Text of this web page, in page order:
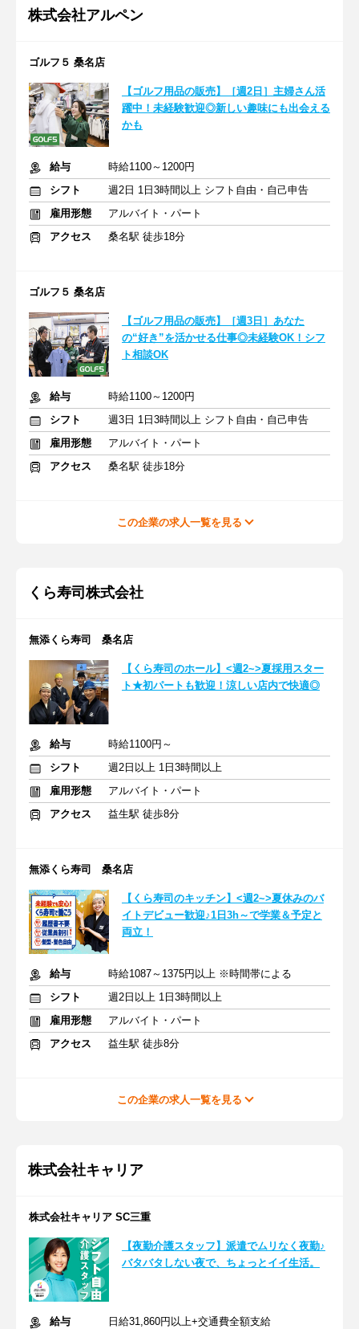
株式会社アルペン
ゴルフ５ 桑名店
【ゴルフ用品の販売】［週2日］主婦さん活
躍中！未経験歓迎◎新しい趣味にも出会える
かも
給与
時給1100～1200円
シフト
週2日 1日3時間以上 シフト自由・自己申告
雇用形態
アルバイト・パート
アクセス
桑名駅 徒歩18分
ゴルフ５ 桑名店
【ゴルフ用品の販売】［週3日］あなた
の“好き”を活かせる仕事◎未経験OK！シフ
ト相談OK
給与
時給1100～1200円
シフト
週3日 1日3時間以上 シフト自由・自己申告
雇用形態
アルバイト・パート
アクセス
桑名駅 徒歩18分
この企業の求人一覧を見る
くら寿司株式会社
無添くら寿司 桑名店
【くら寿司のホール】<週2~>夏採用スター
ト★初パートも歓迎！涼しい店内で快適◎
給与
時給1100円～
シフト
週2日以上 1日3時間以上
雇用形態
アルバイト・パート
アクセス
益生駅 徒歩8分
無添くら寿司 桑名店
【くら寿司のキッチン】<週2~>夏休みのバ
イトデビュー歓迎♪1日3h～で学業＆予定と
両立！
給与
時給1087～1375円以上 ※時間帯による
シフト
週2日以上 1日3時間以上
雇用形態
アルバイト・パート
アクセス
益生駅 徒歩8分
この企業の求人一覧を見る
株式会社キャリア
株式会社キャリア SC三重
【夜勤介護スタッフ】派遣でムリなく夜勤♪
バタバタしない夜で、ちょっとイイ生活。
給与
日給31,860円以上+交通費全額支給